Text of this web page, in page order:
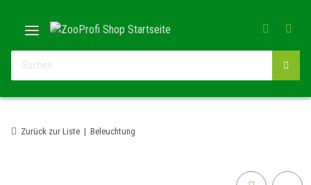
Zurück zur Liste Beleuchtung